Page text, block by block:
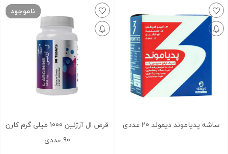
ساشه پدیاموند دیموند 20 عددی
ناموجود
قرص ال آرژنین 1000 میلی گرم کارن
90 عددی